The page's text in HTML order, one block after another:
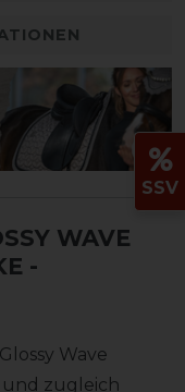
WAVE
-
Wave
zugleich
SSV